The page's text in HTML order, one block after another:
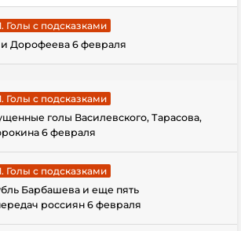
Голы с подсказками
Дорофеева 6 февраля
Голы с подсказками
голы Василевского, Тарасова,
6 февраля
Голы с подсказками
Барбашева и еще пять
россиян 6 февраля